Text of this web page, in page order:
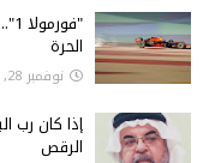
الحرة
نوفمبر 28, 2020
إذا كان رب
الرقص